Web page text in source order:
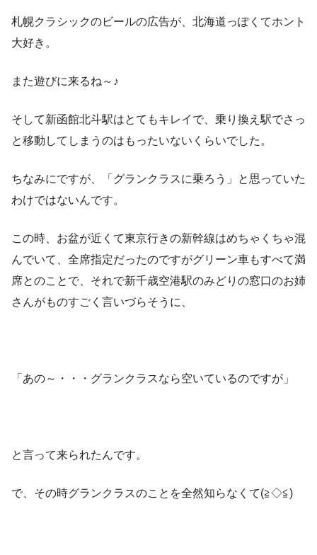
札幌クラシックのビールの広告が、北海道っぽくてホント
大好き。
また遊びに来るね～♪
そして新函館北斗駅はとてもキレイで、乗り換え駅でさっ
と移動してしまうのはもったいないくらいでした。
ちなみにですが、「グランクラスに乗ろう」と思っていた
わけではないんです。
この時、お盆が近くて東京行きの新幹線はめちゃくちゃ混
んでいて、全席指定だったのですがグリーン車もすべて満
席とのことで、それで新千歳空港駅のみどりの窓口のお姉
さんがものすごく言いづらそうに、
「あの～・・・グランクラスなら空いているのですが」
と言って来られたんです。
で、その時グランクラスのことを全然知らなくて(≧◇≦)